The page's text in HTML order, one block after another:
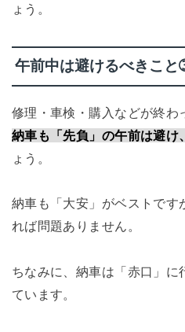
ょう。
午前中は避けるべきこ
修理・車検・購入などが終わ
納車も「先負」の午前は避け
ょう。
納車も「大安」がベストです
れば問題ありません。
ちなみに、納車は「赤口」
ています。